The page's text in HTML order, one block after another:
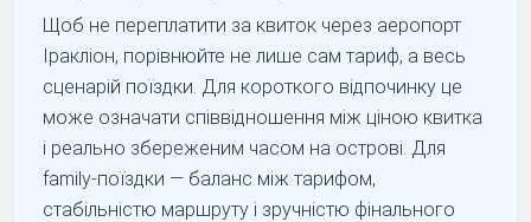
Щоб не переплатити за квиток через аеропорт
Іракліон, порівнюйте не лише сам тариф, а весь
сценарій поїздки. Для короткого відпочинку це
може означати співвідношення між ціною квитка
і реально збереженим часом на острові. Для
family-поїздки — баланс між тарифом,
стабільністю маршруту і зручністю фінального